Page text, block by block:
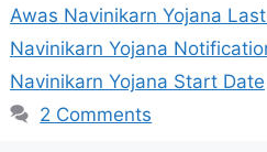
Awas Navinikarn Yojana
Navinikarn Yojana
Navinikarn Yojana Start Date
2 Comments